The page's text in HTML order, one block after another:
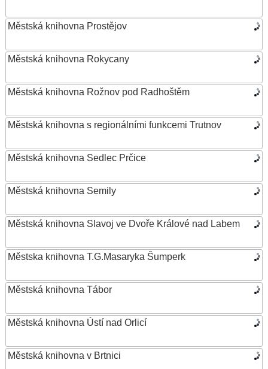
Městská knihovna Prostějov
Městská knihovna Rokycany
Městská knihovna Rožnov pod Radhoštěm
Městská knihovna s regionálními funkcemi Trutnov
Městská knihovna Sedlec Prčice
Městská knihovna Semily
Městská knihovna Slavoj ve Dvoře Králové nad Labem
Městska knihovna T.G.Masaryka Šumperk
Městská knihovna Tábor
Městská knihovna Ústí nad Orlicí
Městská knihovna v Brtnici